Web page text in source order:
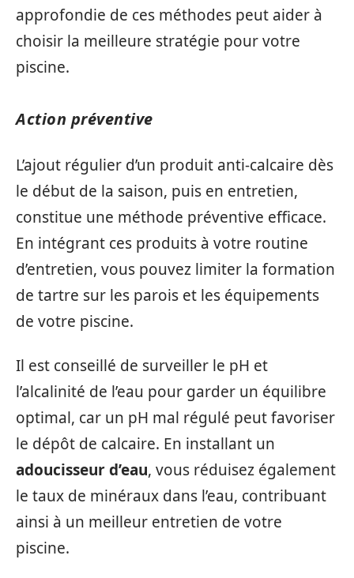
approfondie de ces méthodes peut aider à
choisir la meilleure stratégie pour votre
piscine.
Action préventive
L’ajout régulier d’un produit anti-calcaire dès
le début de la saison, puis en entretien,
constitue une méthode préventive efficace.
En intégrant ces produits à votre routine
d’entretien, vous pouvez limiter la formation
de tartre sur les parois et les équipements
de votre piscine.
Il est conseillé de surveiller le pH et
l’alcalinité de l’eau pour garder un équilibre
optimal, car un pH mal régulé peut favoriser
le dépôt de calcaire. En installant un
adoucisseur d’eau, vous réduisez également
le taux de minéraux dans l’eau, contribuant
ainsi à un meilleur entretien de votre
piscine.